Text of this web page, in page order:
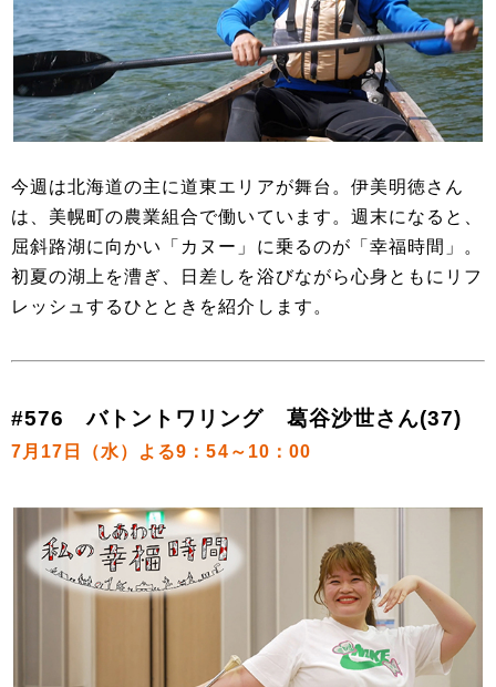
今週は北海道の主に道東エリアが舞台。伊美明徳さん
は、美幌町の農業組合で働いています。週末になると、
屈斜路湖に向かい「カヌー」に乗るのが「幸福時間」。
初夏の湖上を漕ぎ、日差しを浴びながら心身ともにリフ
レッシュするひとときを紹介します。
#576 バトントワリング 葛谷沙世さん(37)
7月17日（水）よる9：54～10：00